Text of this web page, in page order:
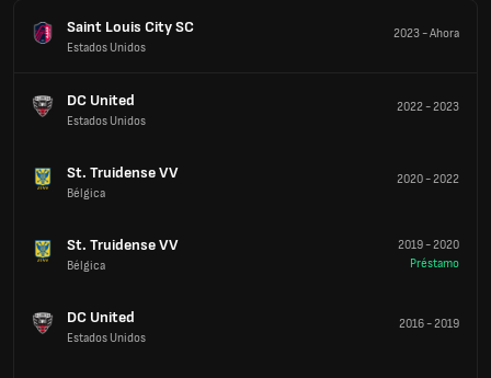
Saint Louis City SC
Estados Unidos
2023-Ahora
DC United
Estados Unidos
2022-2023
St. Truidense VV
Bélgica
2020-2022
St. Truidense VV
Bélgica
2019-2020
Préstamo
DC United
Estados Unidos
2016-2019